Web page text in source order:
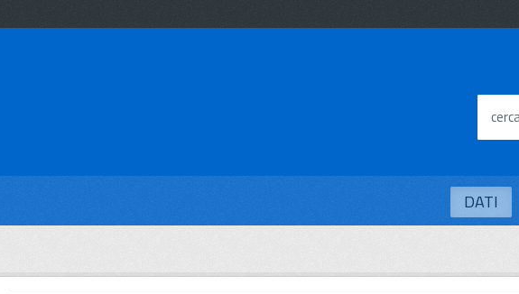
DATI